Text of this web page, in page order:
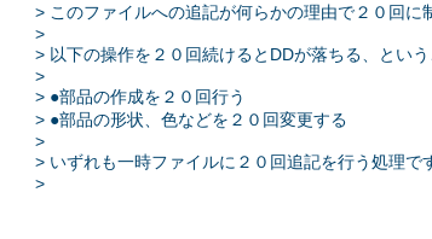
> このファイルへの追記が何らかの理由で２０回に
>
> 以下の操作を２０回続けるとDDが落ちる、とい
>
> ●部品の作成を２０回行う
> ●部品の形状、色などを２０回変更する
>
> いずれも一時ファイルに２０回追記を行う処理で
>